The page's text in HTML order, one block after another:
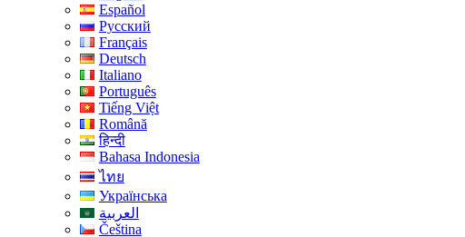
Español
Русский
Français
Deutsch
Italiano
Português
Tiếng Việt
Română
हिन्दी
Bahasa Indonesia
ไทย
Українська
العربية
Čeština